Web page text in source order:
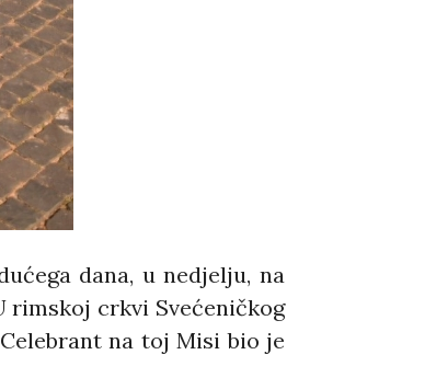
dana, u nedjelju, na
rimskoj crkvi Svećeničkog
na toj Misi bio je